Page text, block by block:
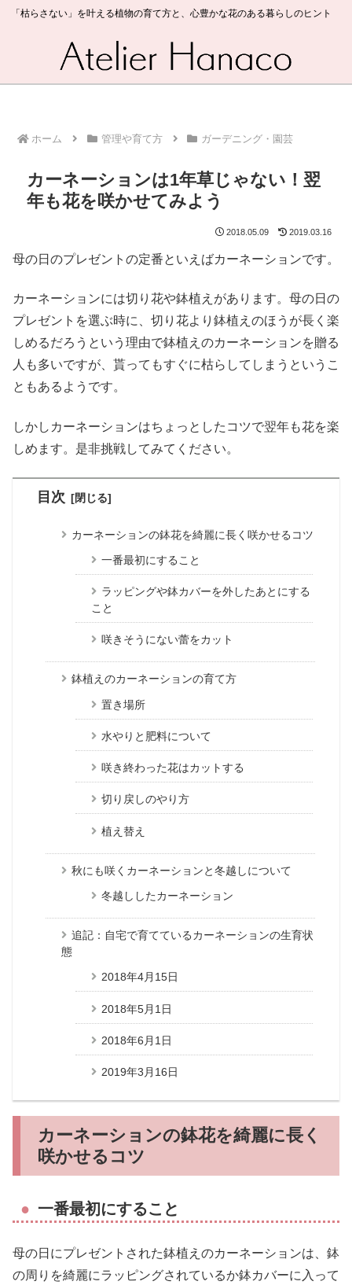
「枯らさない」を叶える植物の育て方と、心豊かな花のある暮らしのヒント
ホーム 管理や育て方 ガーデニング・園芸
カーネーションは1年草じゃない！翌
年も花を咲かせてみよう
2018.05.09 2019.03.16
母の日のプレゼントの定番といえばカーネーションです。
カーネーションには切り花や鉢植えがあります。母の日の
プレゼントを選ぶ時に、切り花より鉢植えのほうが長く楽
しめるだろうという理由で鉢植えのカーネーションを贈る
人も多いですが、貰ってもすぐに枯らしてしまうというこ
ともあるようです。
しかしカーネーションはちょっとしたコツで翌年も花を楽
しめます。是非挑戦してみてください。
目次
カーネーションの鉢花を綺麗に長く咲かせるコツ
一番最初にすること
ラッピングや鉢カバーを外したあとにする
こと
咲きそうにない蕾をカット
鉢植えのカーネーションの育て方
置き場所
水やりと肥料について
咲き終わった花はカットする
切り戻しのやり方
植え替え
秋にも咲くカーネーションと冬越しについて
冬越ししたカーネーション
追記：自宅で育てているカーネーションの生育状
態
2018年4月15日
2018年5月1日
2018年6月1日
2019年3月16日
カーネーションの鉢花を綺麗に長く
咲かせるコツ
一番最初にすること
母の日にプレゼントされた鉢植えのカーネーションは、鉢
の周りを綺麗にラッピングされているか鉢カバーに入って